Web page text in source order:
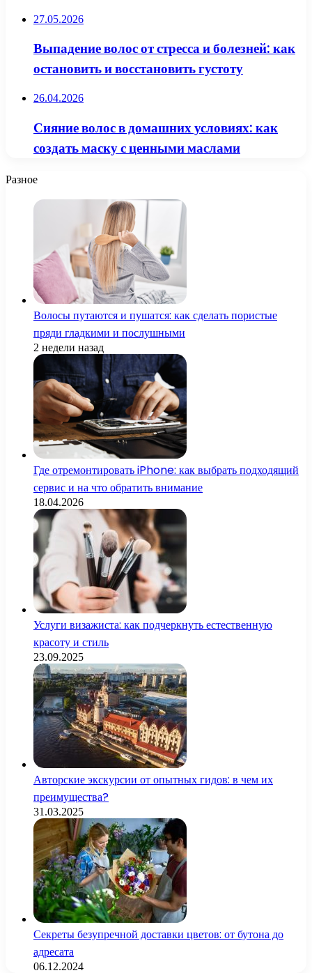
27.05.2026
Выпадение волос от стресса и болезней: как
остановить и восстановить густоту
26.04.2026
Сияние волос в домашних условиях: как
создать маску с ценными маслами
Разное
Волосы путаются и пушатся: как сделать пористые
пряди гладкими и послушными
2 недели назад
Где отремонтировать iPhone: как выбрать подходящий
сервис и на что обратить внимание
18.04.2026
Услуги визажиста: как подчеркнуть естественную
красоту и стиль
23.09.2025
Авторские экскурсии от опытных гидов: в чем их
преимущества?
31.03.2025
Секреты безупречной доставки цветов: от бутона до
адресата
06.12.2024